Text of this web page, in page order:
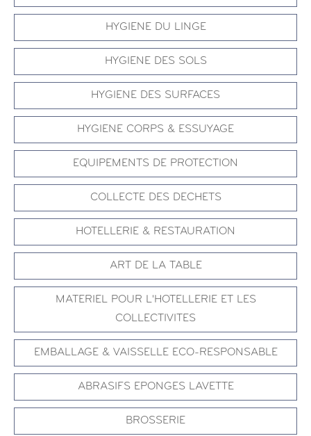
HYGIENE DU LINGE
HYGIENE DES SOLS
HYGIENE DES SURFACES
HYGIENE CORPS & ESSUYAGE
EQUIPEMENTS DE PROTECTION
COLLECTE DES DECHETS
HOTELLERIE & RESTAURATION
ART DE LA TABLE
MATERIEL POUR L'HOTELLERIE ET LES
COLLECTIVITES
EMBALLAGE & VAISSELLE ECO-RESPONSABLE
ABRASIFS EPONGES LAVETTE
BROSSERIE